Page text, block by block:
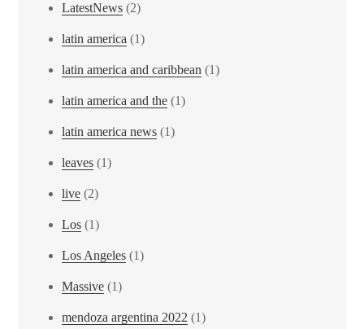
LatestNews (2)
latin america (1)
latin america and caribbean (1)
latin america and the (1)
latin america news (1)
leaves (1)
live (2)
Los (1)
Los Angeles (1)
Massive (1)
mendoza argentina 2022 (1)